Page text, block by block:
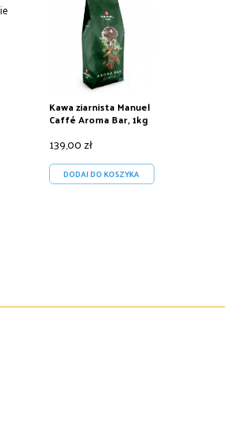
Kawa ziarnista Manuel
Caffé Aroma Bar, 1kg
139,00 zł
DODAJ DO KOSZYKA